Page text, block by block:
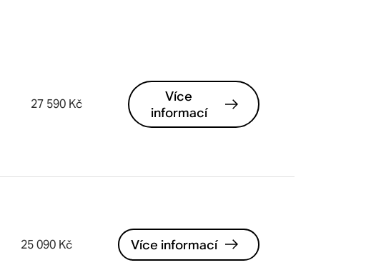
27 590 Kč
Více
informací
25 090 Kč Více informací